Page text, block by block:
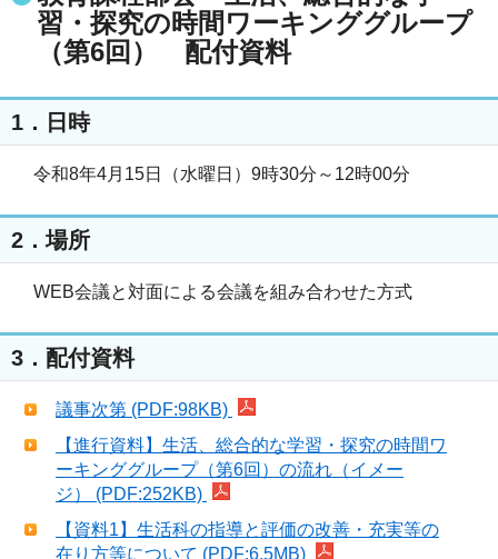
習・探究の時間ワーキンググループ
（第6回） 配付資料
1．日時
令和8年4月15日（水曜日）9時30分～12時00分
2．場所
WEB会議と対面による会議を組み合わせた方式
3．配付資料
議事次第 (PDF:98KB)
【進行資料】生活、総合的な学習・探究の時間ワ
ーキンググループ（第6回）の流れ（イメー
ジ） (PDF:252KB)
【資料1】生活科の指導と評価の改善・充実等の
在り方等について (PDF:6.5MB)